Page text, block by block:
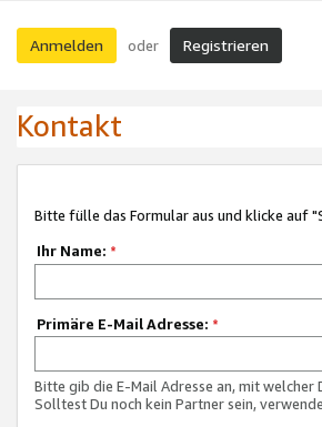
Anmelden oder Registrieren
Kontakt
Bitte fülle das Formular aus und klicke auf
Ihr Name: *
Primäre E-Mail Adresse: *
Bitte gib die E-Mail Adresse an, mit welcher
Solltest Du noch kein Partner sein,